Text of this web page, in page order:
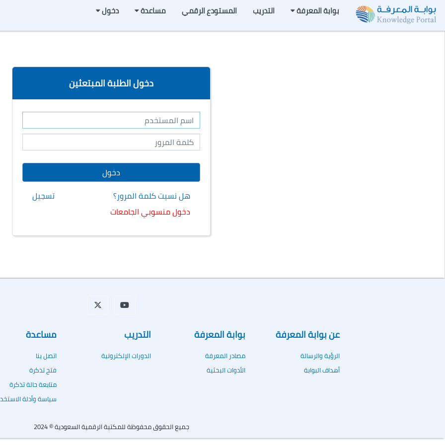
دخول مساعدة المستودع الرقمي التدريب بوابة المعرفة
دخول الطلبة المبتعثين
تسجيل
هل نسيت كلمة المرور؟
دخول منسوبي الجامعات
مساعدة
اتصل بنا
فتح تذكرة
متابعة حالة تذكرة
سياسة وأدلة
التدريب
الدورات الإلكترونية
بوابة المعرفة
مصادر المعرفة
الأدوات البحثية
عن بوابة المعرفة
الرؤية والرسالة
أهداف البوابة
2024 © جميع الحقوق محفوظة للمكتبة الرقمية السعودية